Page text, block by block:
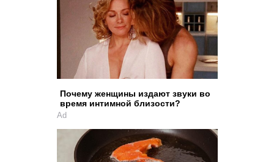
Почему женщины издают звуки во
время интимной близости?
Ad